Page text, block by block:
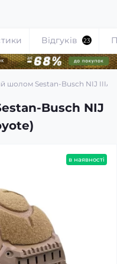
шолом Sestan-Busch NIJ IIIA
Busch NIJ
Відгуків 23
в наявності